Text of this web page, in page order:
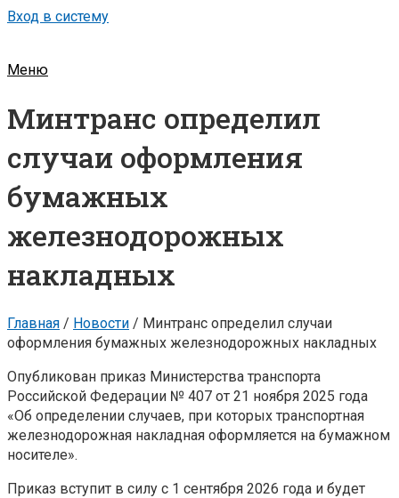
Вход в систему
Меню
Минтранс определил
случаи оформления
бумажных
железнодорожных
накладных
Главная / Новости / Минтранс определил случаи
оформления бумажных железнодорожных накладных
Опубликован приказ Министерства транспорта
Российской Федерации № 407 от 21 ноября 2025 года
«Об определении случаев, при которых транспортная
железнодорожная накладная оформляется на бумажном
носителе».
Приказ вступит в силу с 1 сентября 2026 года и будет